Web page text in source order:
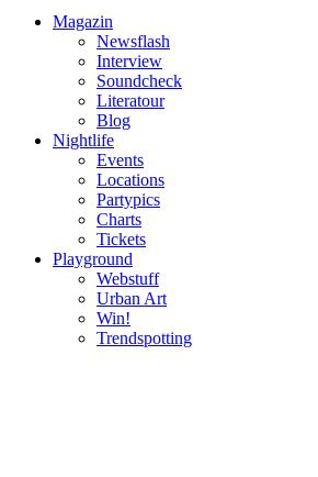
Magazin
Newsflash
Interview
Soundcheck
Literatour
Blog
Nightlife
Events
Locations
Partypics
Charts
Tickets
Playground
Webstuff
Urban Art
Win!
Trendspotting